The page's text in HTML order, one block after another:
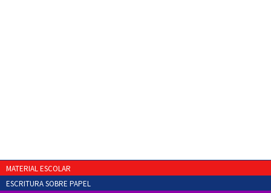
MATERIAL ESCOLAR
ESCRITURA SOBRE PAPEL